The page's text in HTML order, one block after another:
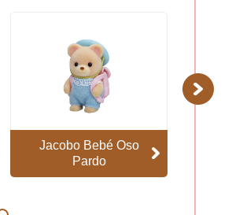
Jacobo Bebé Oso
Pardo
Next